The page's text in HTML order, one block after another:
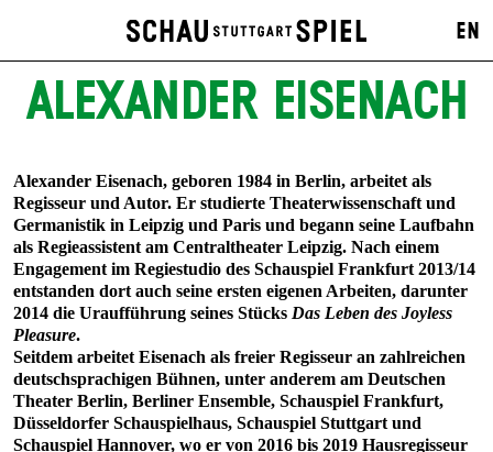
EN
ALEXANDER EISENACH
Alexander Eisenach, geboren 1984 in Berlin, arbeitet als
Regisseur und Autor. Er studierte Theaterwissenschaft und
Germanistik in Leipzig und Paris und begann seine Laufbahn
als Regieassistent am Centraltheater Leipzig. Nach einem
Engagement im Regiestudio des Schauspiel Frankfurt 2013/14
entstanden dort auch seine ersten eigenen Arbeiten, darunter
2014 die Uraufführung seines Stücks Das Leben des Joyless
Pleasure.
Seitdem arbeitet Eisenach als freier Regisseur an zahlreichen
deutschsprachigen Bühnen, unter anderem am Deutschen
Theater Berlin, Berliner Ensemble, Schauspiel Frankfurt,
Düsseldorfer Schauspielhaus, Schauspiel Stuttgart und
Schauspiel Hannover, wo er von 2016 bis 2019 Hausregisseur